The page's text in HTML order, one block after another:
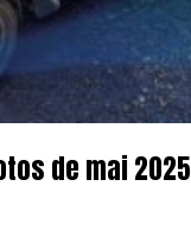
de mai 2025